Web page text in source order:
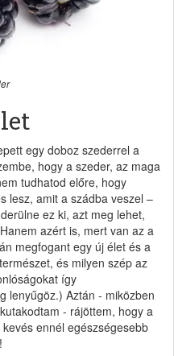
egy doboz szederrel a
hogy a szeder, az maga
tudhatod előre, hogy
lesz, amit a szádba veszel –
ez ki, azt meg lehet,
azért is, mert van az a
megfogant egy új élet és a
és milyen szép az
így
lenyűgöz.) Aztán - miközben
- rájöttem, hogy a
ennél egészségesebb